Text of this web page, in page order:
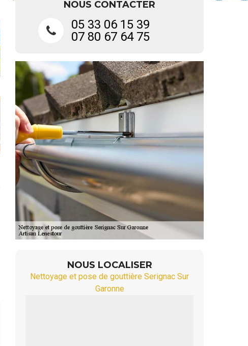
NOUS CONTACTER
05 33 06 15 39
07 80 67 64 75
NOUS LOCALISER
Nettoyage et pose de gouttière Serignac Sur
Garonne